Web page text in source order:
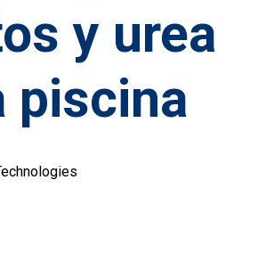
y urea
piscina